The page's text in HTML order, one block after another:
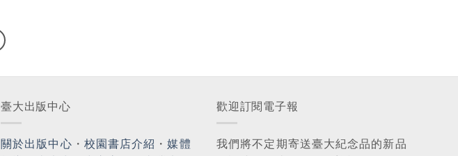
臺大出版中心
關於出版中心 ・ 校園書店介紹 ・媒體
歡迎訂閱電子報
我們將不定期寄送臺大紀念品的新品